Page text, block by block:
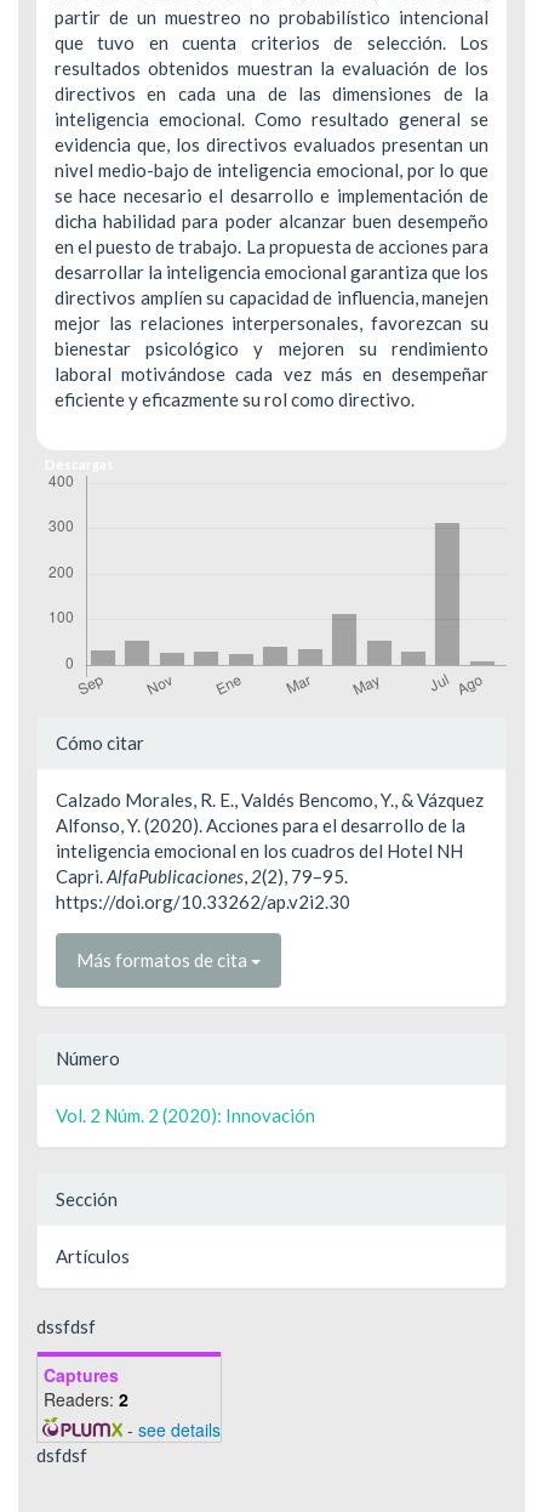
partir de un muestreo no probabilístico intencional
que tuvo en cuenta criterios de selección. Los
resultados obtenidos muestran la evaluación de los
directivos en cada una de las dimensiones de la
inteligencia emocional. Como resultado general se
evidencia que, los directivos evaluados presentan un
nivel medio-bajo de inteligencia emocional, por lo que
se hace necesario el desarrollo e implementación de
dicha habilidad para poder alcanzar buen desempeño
en el puesto de trabajo. La propuesta de acciones para
desarrollar la inteligencia emocional garantiza que los
directivos amplíen su capacidad de influencia, manejen
mejor las relaciones interpersonales, favorezcan su
bienestar psicológico y mejoren su rendimiento
laboral motivándose cada vez más en desempeñar
eficiente y eficazmente su rol como directivo.
Detalles
artículo
Cómo citar
Calzado Morales, R. E., Valdés Bencomo, Y., & Vázquez
Alfonso, Y. (2020). Acciones para el desarrollo de la
inteligencia emocional en los cuadros del Hotel NH
Capri.AlfaPublicaciones, 2(2), 79–95.
https://doi.org/10.33262/ap.v2i2.30
Más formatos de cita
Número
Vol. 2 Núm. 2 (2020): Innovación
Sección
Artículos
dssfdsf
Captures
Readers: 2
- see details
dsfdsf